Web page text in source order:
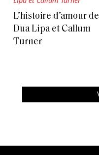
L’histoire d’amour de
Dua Lipa et Callum
Turner